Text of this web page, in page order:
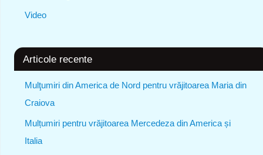
Video
Articole recente
Mulţumiri din America de Nord pentru vrăjitoarea Maria din
Craiova
Mulțumiri pentru vrăjitoarea Mercedeza din America și
Italia